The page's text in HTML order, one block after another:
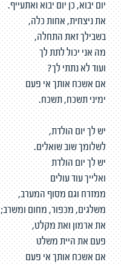
יום יבוא, כן יום יבוא ואתעייף.
את ניצחית, אחות כלה,
בשבילך זאת התחלה,
מה אני יכול לתת לך
ועוד לא נתתי לך?
אם אשכח אותך אי פעם
ימיני תשכח, תשכח.
יש לך יום הולדת,
לשלומך שוב שואלים.
יש לך יום הולדת
ואלייך עוד עולים
ממזרח וגם מסוף המערב,
משלגים, מכפור, מחום ומשרב;
את ארמון ואת מקלט,
פעם את היית משלט
אם אשכח אותך אי פעם